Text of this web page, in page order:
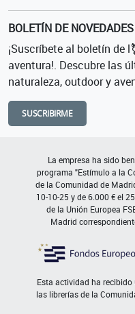
BOLETÍN DE NOVEDADES
¡Suscríbete al boletín de
aventura!. Descubre las
naturaleza, outdoor y
SUSCRIBIRME
La empresa ha sido
programa "Estímulo a la
de la Comunidad de
10-10-25 y de 6.000 € el
de la Unión Europea
Madrid
Esta actividad ha
las librerías de la